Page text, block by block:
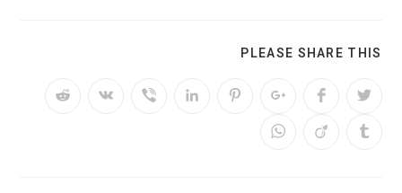
PLEASE SHARE THIS